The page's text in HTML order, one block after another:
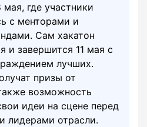
где участники
с менторами и
Сам хакатон
и завершится 11 мая с
лучших.
призы от
возможность
идеи на сцене перед
лидерами отрасли.